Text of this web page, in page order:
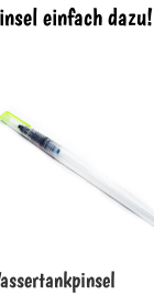
einfach dazu!